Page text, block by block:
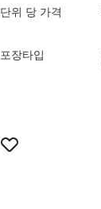
단위 당 가격
포장타입